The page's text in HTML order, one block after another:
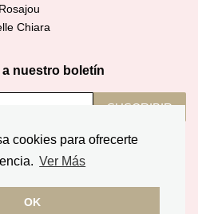
cookies para ofrecerte
Ver Más
OK
Rosajou
Chiara
nuestro boletín
SUSCRIBIR
Miss Coppelia